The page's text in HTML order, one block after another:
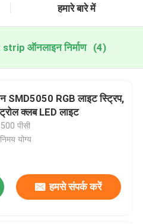
हमारे बारे में
ऑनलाइन निर्माण (4)
SMD5050 RGB लाइट स्ट्रिप,
क्लब LED लाइट
पीसी
योग्य
हमसे संपर्क करें